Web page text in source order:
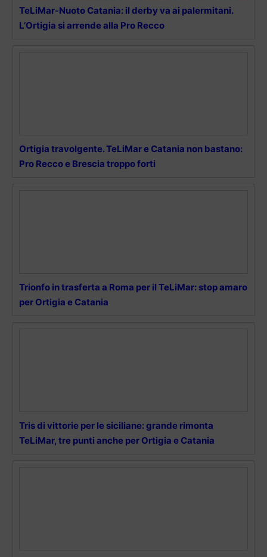
TeLiMar-Nuoto Catania: il derby va ai palermitani.
L’Ortigia si arrende alla Pro Recco
Ortigia travolgente. TeLiMar e Catania non bastano:
Pro Recco e Brescia troppo forti
Trionfo in trasferta a Roma per il TeLiMar: stop amaro
per Ortigia e Catania
Tris di vittorie per le siciliane: grande rimonta
TeLiMar, tre punti anche per Ortigia e Catania